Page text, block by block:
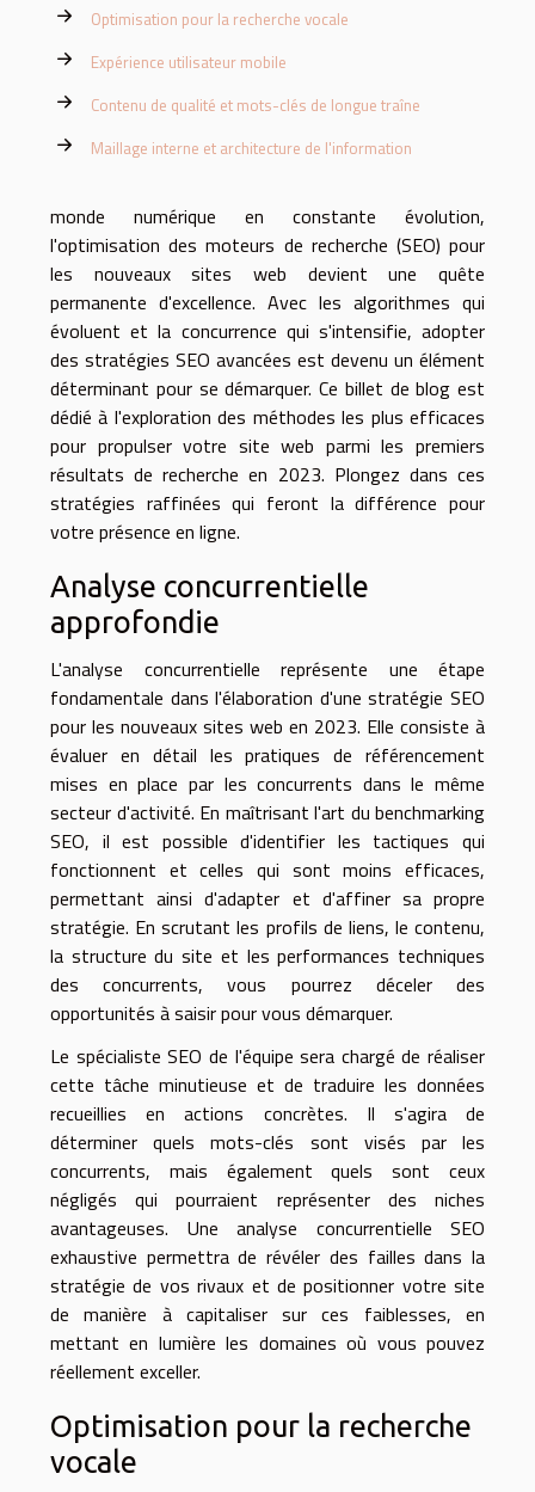
Optimisation pour la recherche vocale
Expérience utilisateur mobile
Contenu de qualité et mots-clés de longue traîne
Maillage interne et architecture de l'information
monde numérique en constante évolution,
l'optimisation des moteurs de recherche (SEO) pour
les nouveaux sites web devient une quête
permanente d'excellence. Avec les algorithmes qui
évoluent et la concurrence qui s'intensifie, adopter
des stratégies SEO avancées est devenu un élément
déterminant pour se démarquer. Ce billet de blog est
dédié à l'exploration des méthodes les plus efficaces
pour propulser votre site web parmi les premiers
résultats de recherche en 2023. Plongez dans ces
stratégies raffinées qui feront la différence pour
votre présence en ligne.
Analyse concurrentielle
approfondie
L'analyse concurrentielle représente une étape
fondamentale dans l'élaboration d'une stratégie SEO
pour les nouveaux sites web en 2023. Elle consiste à
évaluer en détail les pratiques de référencement
mises en place par les concurrents dans le même
secteur d'activité. En maîtrisant l'art du benchmarking
SEO, il est possible d'identifier les tactiques qui
fonctionnent et celles qui sont moins efficaces,
permettant ainsi d'adapter et d'affiner sa propre
stratégie. En scrutant les profils de liens, le contenu,
la structure du site et les performances techniques
des concurrents, vous pourrez déceler des
opportunités à saisir pour vous démarquer.
Le spécialiste SEO de l'équipe sera chargé de réaliser
cette tâche minutieuse et de traduire les données
recueillies en actions concrètes. Il s'agira de
déterminer quels mots-clés sont visés par les
concurrents, mais également quels sont ceux
négligés qui pourraient représenter des niches
avantageuses. Une analyse concurrentielle SEO
exhaustive permettra de révéler des failles dans la
stratégie de vos rivaux et de positionner votre site
de manière à capitaliser sur ces faiblesses, en
mettant en lumière les domaines où vous pouvez
réellement exceller.
Optimisation pour la recherche
vocale